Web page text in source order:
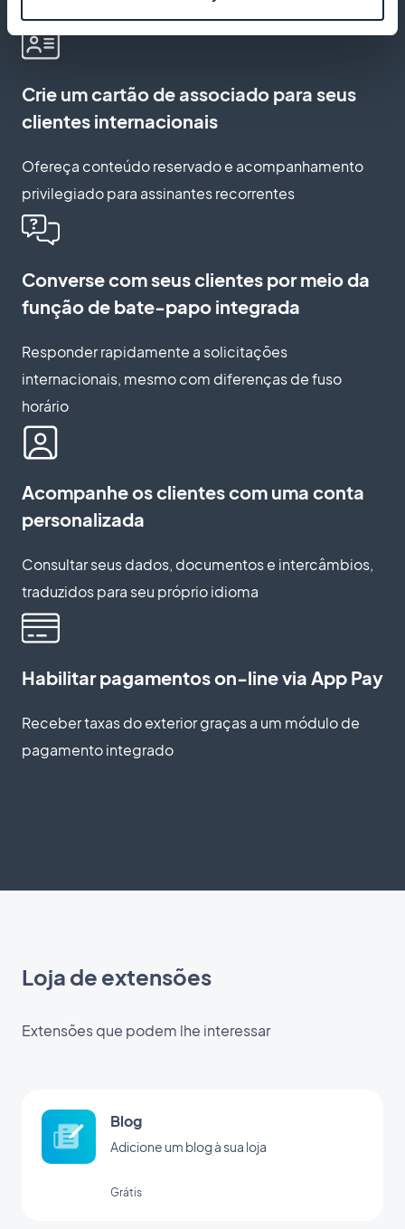
Crie um cartão de associado para seus
clientes internacionais
Ofereça conteúdo reservado e acompanhamento
privilegiado para assinantes recorrentes
Converse com seus clientes por meio da
função de bate-papo integrada
Responder rapidamente a solicitações
internacionais, mesmo com diferenças de fuso
horário
Acompanhe os clientes com uma conta
personalizada
Consultar seus dados, documentos e intercâmbios,
traduzidos para seu próprio idioma
Habilitar pagamentos on-line via App Pay
Receber taxas do exterior graças a um módulo de
pagamento integrado
Loja de extensões
Extensões que podem lhe interessar
Blog
Adicione um blog à sua loja
Grátis